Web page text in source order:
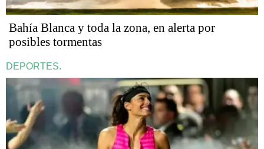
Bahía Blanca y toda la zona, en alerta por
posibles tormentas
DEPORTES.